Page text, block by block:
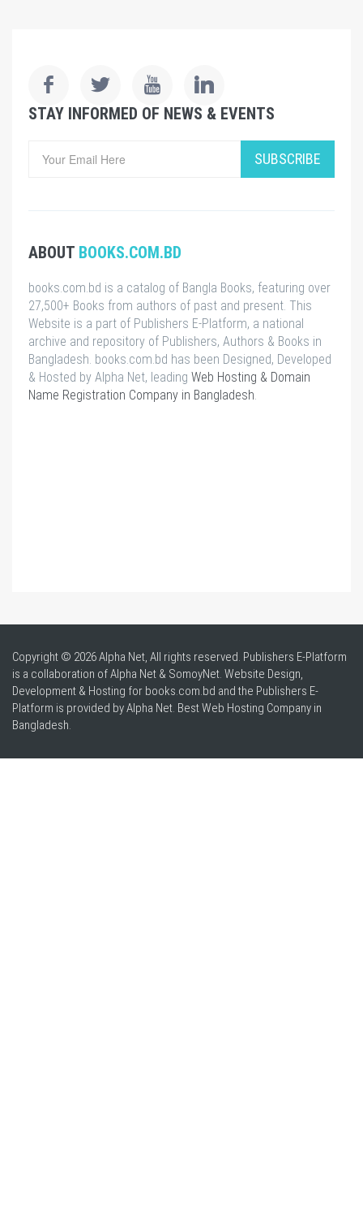
STAY INFORMED OF NEWS & EVENTS
SUBSCRIBE
ABOUT BOOKS.COM.BD
books.com.bd is a catalog of Bangla Books, featuring over
27,500+ Books from authors of past and present. This
Website is a part of Publishers E-Platform, a national
archive and repository of Publishers, Authors & Books in
Bangladesh. books.com.bd has been Designed, Developed
& Hosted by Alpha Net, leading Web Hosting & Domain
Name Registration Company in Bangladesh
Copyright © 2026 Alpha Net, All rights reserved. Publishers E-Platform
is a collaboration of Alpha Net & SomoyNet. Website Design,
Development & Hosting for books.com.bd and the Publishers E-
Platform is provided by Alpha Net. BestWeb Hosting Company in
Bangladesh.